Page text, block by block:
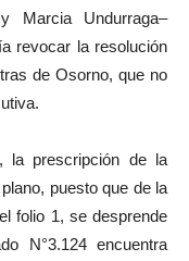
Marcia Undurraga–
revocar la resolución
de Osorno, que no
la prescripción de la
puesto que de la
folio 1, se desprende
N°3.124 encuentra